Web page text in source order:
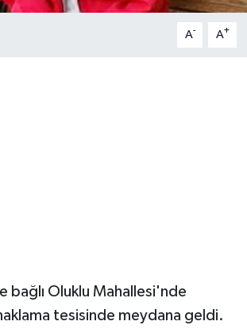
A- A+
bağlı Oluklu Mahallesi'nde
tesisinde meydana geldi.